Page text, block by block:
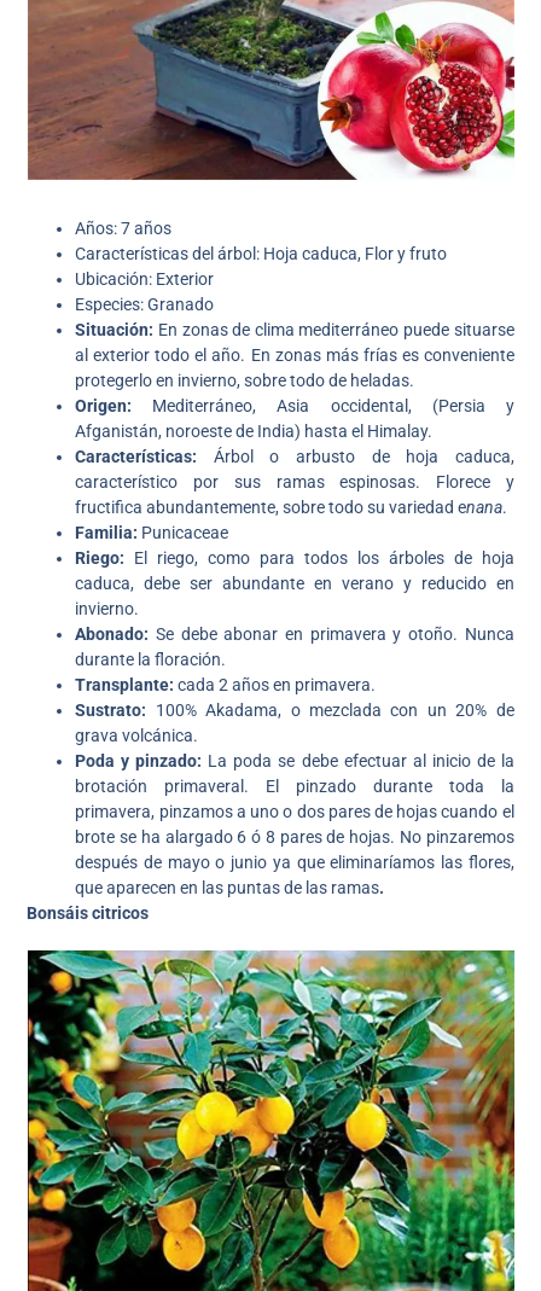
Años: 7 años
Características del árbol: Hoja caduca, Flor y fruto
Ubicación: Exterior
Especies: Granado
Situación: En zonas de clima mediterráneo puede situarse
al exterior todo el año. En zonas más frías es conveniente
protegerlo en invierno, sobre todo de heladas.
Origen: Mediterráneo, Asia occidental, (Persia y
Afganistán, noroeste de India) hasta el Himalay.
Características: Árbol o arbusto de hoja caduca,
característico por sus ramas espinosas. Florece y
fructifica abundantemente, sobre todo su variedad enana.
Familia: Punicaceae
Riego: El riego, como para todos los árboles de hoja
caduca, debe ser abundante en verano y reducido en
invierno.
Abonado: Se debe abonar en primavera y otoño. Nunca
durante la floración.
Transplante:cada 2 años en primavera.
Sustrato: 100% Akadama, o mezclada con un 20% de
grava volcánica.
Poda y pinzado: La poda se debe efectuar al inicio de la
brotación primaveral. El pinzado durante toda la
primavera, pinzamos a uno o dos pares de hojas cuando el
brote se ha alargado 6 ó 8 pares de hojas. No pinzaremos
después de mayo o junio ya que eliminaríamos las flores,
que aparecen en las puntas de las ramas.
Bonsáis citricos